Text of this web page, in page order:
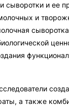
сыворотки и ее
и
а также